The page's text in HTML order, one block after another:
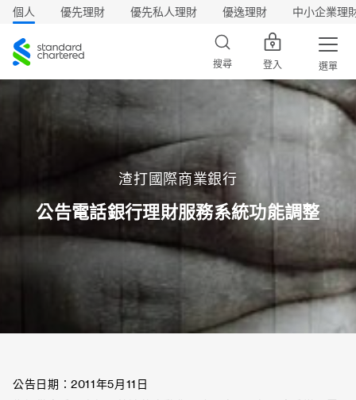
個人 優先理財 優先私人理財 優逸理財 中小企業理
渣
打
搜尋 登入 選單
渣打國際商業銀行
公告電話銀行理財服務系統功能調整
公告日期：2011年5月11日